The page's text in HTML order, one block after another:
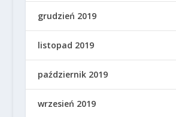
grudzień 2019
listopad 2019
październik 2019
wrzesień 2019